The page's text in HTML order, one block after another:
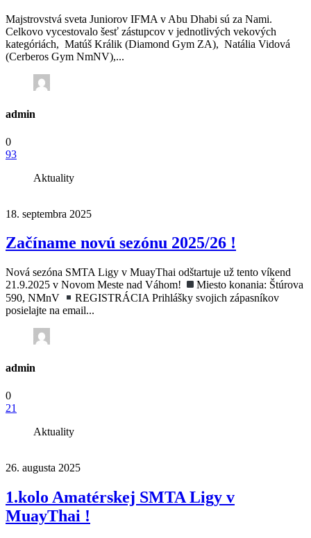
Majstrovstvá sveta Juniorov IFMA v Abu Dhabi sú za Nami.
Celkovo vycestovalo šesť zástupcov v jednotlivých vekových
kategóriách, Matúš Králik (Diamond Gym ZA), Natália Vidová
(Cerberos Gym NmNV),...
admin
0
93
Aktuality
18. septembra 2025
Začíname novú sezónu 2025/26 !
Nová sezóna SMTA Ligy v MuayThai odštartuje už tento víkend
21.9.2025 v Novom Meste nad Váhom!
Miesto konania: Štúrova
590, NMnV
REGISTRÁCIA Prihlášky svojich zápasníkov
posielajte na email...
admin
0
21
Aktuality
26. augusta 2025
1.kolo Amatérskej SMTA Ligy v
MuayThai !